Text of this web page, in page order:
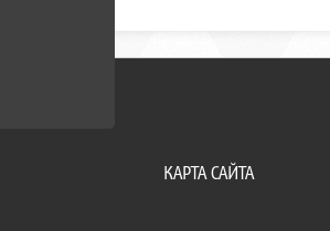
КАРТА САЙТА